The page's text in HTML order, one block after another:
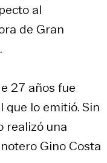
al
de Gran
27 años fue
lo emitió. Sin
realizó una
Gino Costa